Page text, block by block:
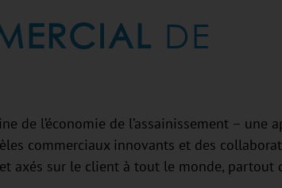
DE
de l’économie de l’assainissement – une
commerciaux innovants et des
axés sur le client à tout le monde, partout